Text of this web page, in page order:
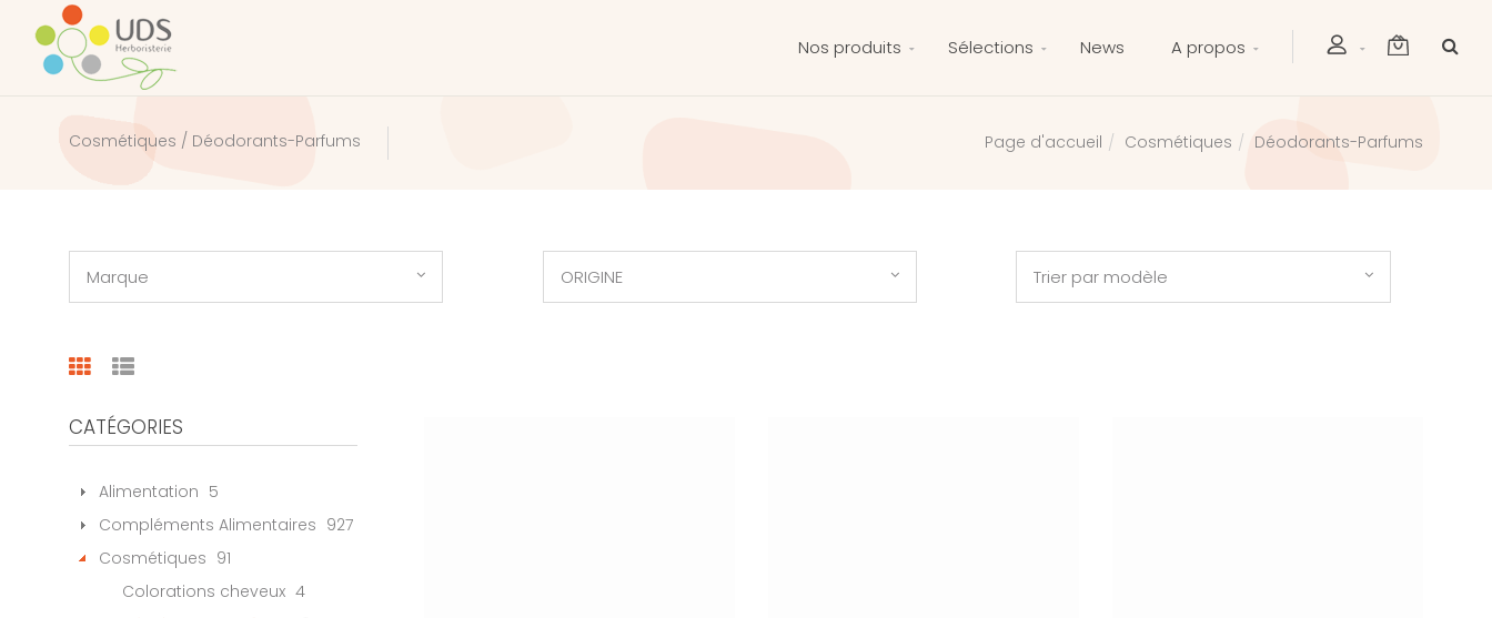
Nos produits Sélections News A propos
Cosmétiques / Déodorants-Parfums Page d'accueil Cosmétiques Déodorants-Parfums
Marque ORIGINE Trier par modèle
CATÉGORIES
Alimentation 5
Compléments Alimentaires 927
Cosmétiques 91
Colorations cheveux 4